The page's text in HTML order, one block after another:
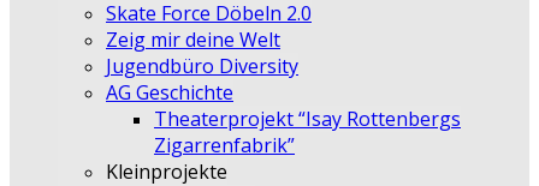
Skate Force Döbeln 2.0
Zeig mir deine Welt
Jugendbüro Diversity
AG Geschichte
Theaterprojekt “Isay Rottenbergs
Zigarrenfabrik”
Kleinprojekte